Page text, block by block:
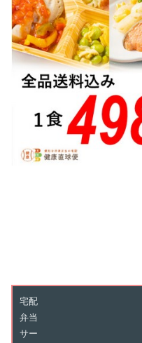
宅配
弁当
サー